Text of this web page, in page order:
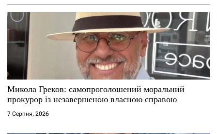
з
а
и
с
і
Микола Греков: самопроголошений моральний
прокурор із незавершеною власною справою
7 Серпня, 2026